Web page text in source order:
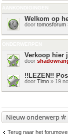
Welkom op
door tomosforum
Verkoop hier
door
!!LEZEN!!
door Timo» 19
Nieuw onderwerp
Terug naar het